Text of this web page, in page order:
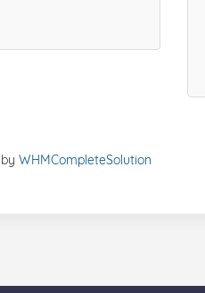
WHMCompleteSolution